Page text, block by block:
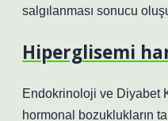
salgılanması sonucu
Hiperglisemi
Endokrinoloji ve Diyabet
hormonal bozuklukların